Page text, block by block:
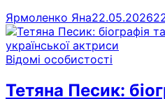
Ярмоленко Яна22.05.2026
Відомі особистості
Тетяна Песик: